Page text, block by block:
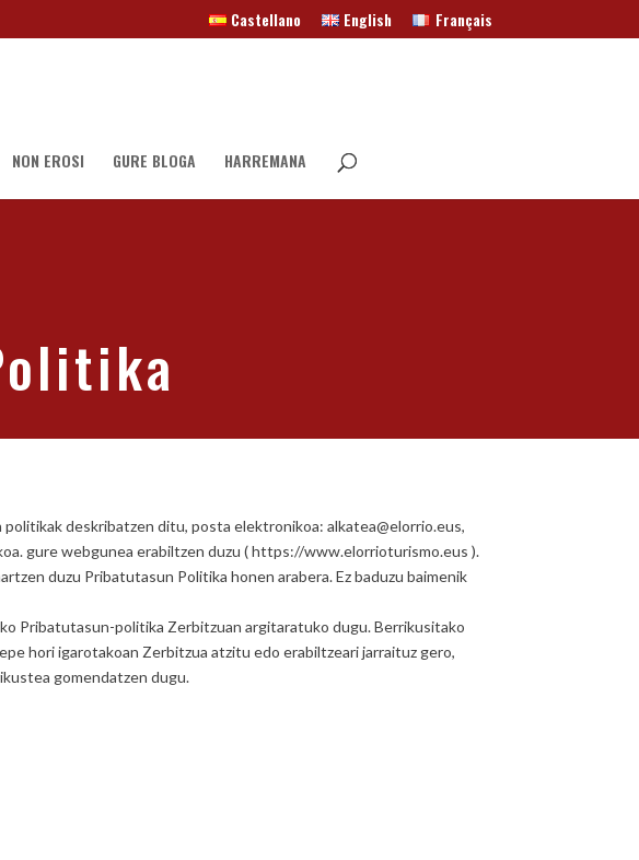
Castellano English Français
NON EROSI GURE BLOGA HARREMANA
deskribatzen ditu, posta elektronikoa: alkatea@elorrio.eus,
gure webgunea erabiltzen duzu ( https://www.elorrioturismo.eus ).
duzu Pribatutasun Politika honen arabera. Ez baduzu baimenik
Pribatutasun-politika Zerbitzuan argitaratuko dugu. Berrikusitako
hori igarotakoan Zerbitzua atzitu edo erabiltzeari jarraituz gero,
gomendatzen dugu.